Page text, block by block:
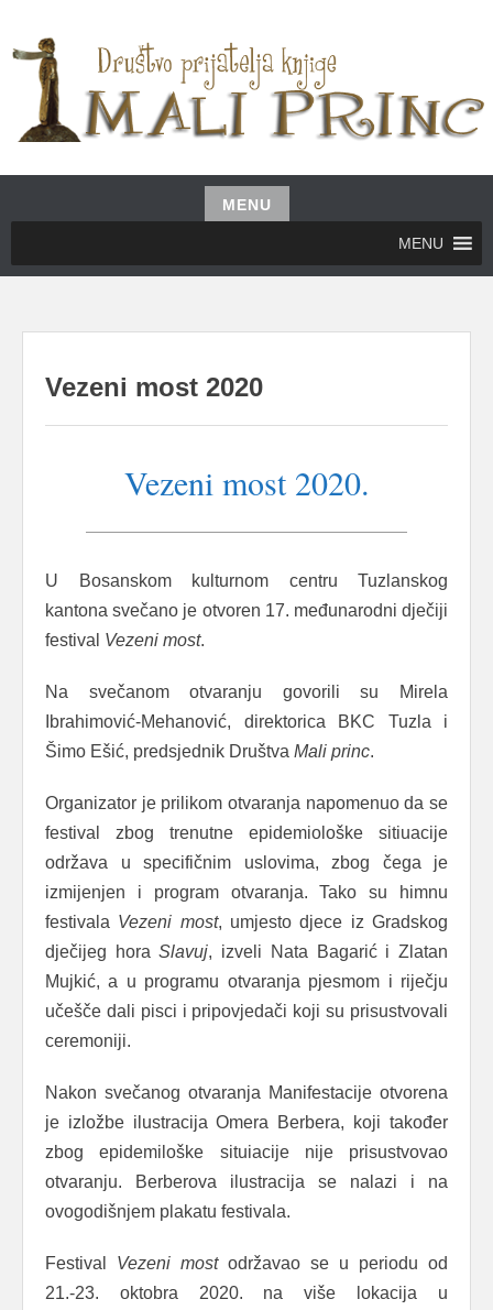
content
MALI PRINC
MENU
to
MENU
Vezeni most 2020
Vezeni most 2020.
U Bosanskom kulturnom centru Tuzlanskog
kantona svečano je otvoren 17. međunarodni dječiji
festival Vezeni most.
Na svečanom otvaranju govorili su Mirela
Ibrahimović-Mehanović, direktorica BKC Tuzla i
Šimo Ešić, predsjednik Društva Mali princ.
Organizator je prilikom otvaranja napomenuo da se
festival zbog trenutne epidemiološke sitiuacije
održava u specifičnim uslovima, zbog čega je
izmijenjen i program otvaranja. Tako su himnu
festivala Vezeni most, umjesto djece iz Gradskog
dječijeg horaSlavuj, izveli Nata Bagarić i Zlatan
Mujkić, a u programu otvaranja pjesmom i riječju
učešče dali pisci i pripovjedači koji su prisustvovali
ceremoniji.
Nakon svečanog otvaranja Manifestacije otvorena
je izložbe ilustracija Omera Berbera, koji također
zbog epidemiloške situiacije nije prisustvovao
otvaranju. Berberova ilustracija se nalazi i na
ovogodišnjem plakatu festivala.
Festival Vezeni mostodržavao se u periodu od
21.-23. oktobra 2020. na više lokacija u